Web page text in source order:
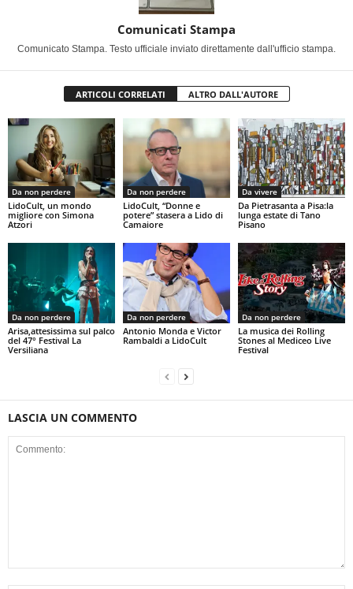
Comunicati Stampa
Comunicato Stampa. Testo ufficiale inviato direttamente dall'ufficio stampa.
ARTICOLI CORRELATI ALTRO DALL'AUTORE
Da non perdere
LidoCult, un mondo
migliore con Simona
Atzori
Da non perdere
LidoCult, “Donne e
potere” stasera a Lido di
Camaiore
Da vivere
Da Pietrasanta a Pisa:la
lunga estate di Tano
Pisano
Da non perdere
Arisa,attesissima sul palco
del 47° Festival La
Versiliana
Da non perdere
Antonio Monda e Victor
Rambaldi a LidoCult
Da non perdere
La musica dei Rolling
Stones al Mediceo Live
Festival
LASCIA UN COMMENTO